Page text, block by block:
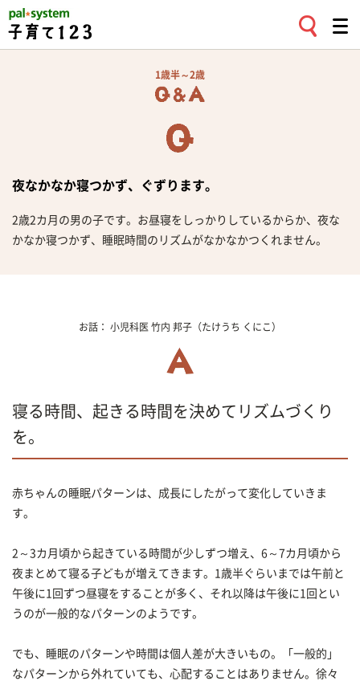
1歳半～2歳
夜なかなか寝つかず、ぐずります。
2歳2カ月の男の子です。お昼寝をしっかりしているからか、夜な
かなか寝つかず、睡眠時間のリズムがなかなかつくれません。
お話： 小児科医 竹内 邦子 （たけうち くにこ）
寝る時間、起きる時間を決めてリズムづくり
を。
赤ちゃんの睡眠パターンは、成長にしたがって変化していきま
す。
2～3カ月頃から起きている時間が少しずつ増え、6～7カ月頃から
夜まとめて寝る子どもが増えてきます。1歳半ぐらいまでは午前と
午後に1回ずつ昼寝をすることが多く、それ以降は午後に1回とい
うのが一般的なパターンのようです。
でも、睡眠のパターンや時間は個人差が大きいもの。「一般的」
なパターンから外れていても、心配することはありません。徐々